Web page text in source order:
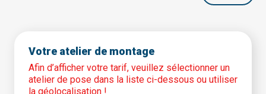
Votre atelier de montage
Afin d’afficher votre tarif, veuillez sélectionner un
atelier de pose dans la liste ci-dessous ou utiliser
la géolocalisation !